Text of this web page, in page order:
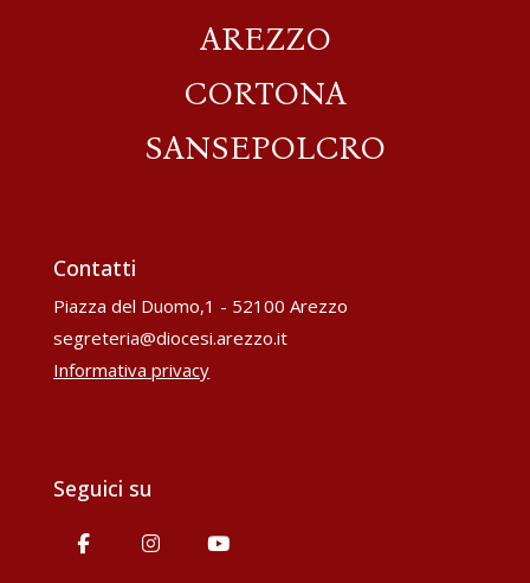
AREZZO
CORTONA
SANSEPOLCRO
Contatti
Piazza del Duomo,1 - 52100 Arezzo
segreteria@diocesi.arezzo.it
Informativa privacy
Seguici su